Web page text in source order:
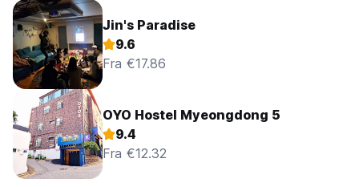
Jin's Paradise
9.6
Fra €17.86
OYO Hostel Myeongdong 5
9.4
Fra €12.32